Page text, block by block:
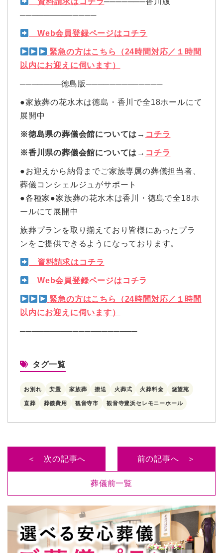
─────────────
Web会員登録ページはコチラ
緊急の方はこちら（24時間対応／１時間
以内にお迎えに伺います）
───────徳島版─────────────
●家族葬の花水木は徳島・香川で全18ホールにて
展開中
※徳島県の葬儀会館については→ コチラ
※香川県の葬儀会館については→ コチラ
●お迎えから納骨までご家族専属の葬儀担当者、
葬儀コンシェルジュがサポート
●各種家●家族葬の花水木は香川・徳島で全18ホ
ールにて展開中
族葬プランを取り揃えており皆様にあったプラ
ンをご提供できるようになっております。
資料請求はコチラ
Web会員登録ページはコチラ
緊急の方はこちら（24時間対応／１時間
以内にお迎えに伺います）
────────────────────
タグ一覧
お別れ 安置 家族葬 搬送 火葬式 火葬料金 燧望苑
直葬 葬儀費用 観音寺市 観音寺豊浜セレモニーホール
＜ 次の記事へ
葬儀前一覧
前の記事へ ＞